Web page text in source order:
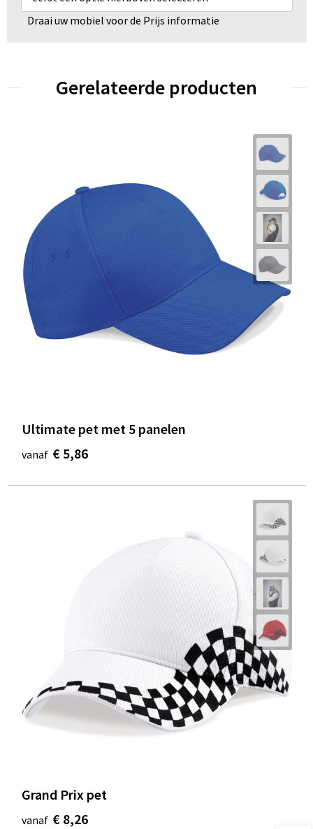
Draai uw mobiel voor de Prijs informatie
Gerelateerde producten
Ultimate pet met 5 panelen
vanaf € 5,86
Grand Prix pet
vanaf € 8,26